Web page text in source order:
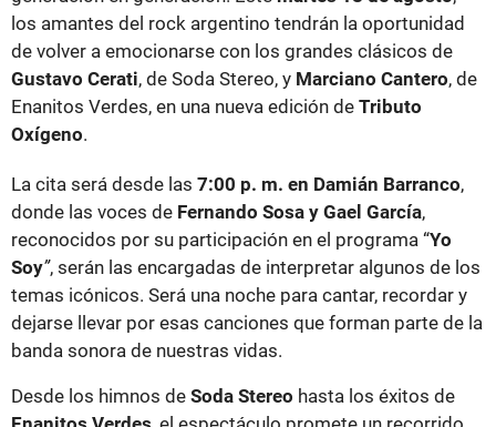
los amantes del rock argentino tendrán la oportunidad
de volver a emocionarse con los grandes clásicos de
Gustavo Cerati , de Soda Stereo, yMarciano Cantero
, de
Enanitos Verdes, en una nueva edición de Tributo
Oxígeno
La cita será desde las 7:00 p. m. en Damián Barranco
donde las voces de Fernando Sosa y Gael García
reconocidos por su participación en el programa “Yo
Soy ”, serán las encargadas de interpretar algunos de los
temas icónicos. Será una noche para cantar, recordar y
dejarse llevar por esas canciones que forman parte de la
banda sonora de nuestras vidas.
Desde los himnos de Soda Stereo
hasta los éxitos de
Enanitos Verdes
, el espectáculo promete un recorrido